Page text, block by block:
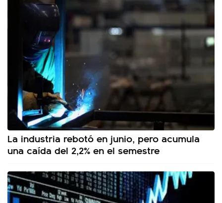
La industria rebotó en junio, pero acumula
una caída del 2,2% en el semestre